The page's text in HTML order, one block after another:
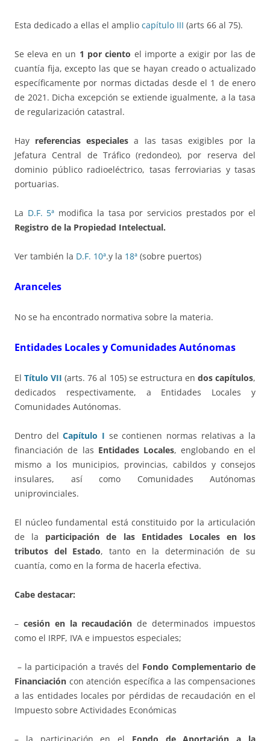
Esta dedicado a ellas el amplio capítulo III (arts 66 al 75).
Se eleva en un 1 por ciento el importe a exigir por las de
cuantía fija, excepto las que se hayan creado o actualizado
específicamente por normas dictadas desde el 1 de enero
de 2021. Dicha excepción se extiende igualmente, a la tasa
de regularización catastral.
Hay referencias especiales a las tasas exigibles por la
Jefatura Central de Tráfico (redondeo), por reserva del
dominio público radioeléctrico, tasas ferroviarias y tasas
portuarias.
La D.F. 5ª modifica la tasa por servicios prestados por el
Registro de la Propiedad Intelectual.
Ver también la D.F. 10ª.y la 18ª (sobre puertos)
Aranceles
No se ha encontrado normativa sobre la materia.
Entidades Locales y Comunidades Autónomas
ElTítulo VII (arts. 76 al 105) se estructura en dos capítulos,
dedicados respectivamente, a Entidades Locales y
Comunidades Autónomas.
Dentro delCapítulo I se contienen normas relativas a la
financiación de las Entidades Locales, englobando en el
mismo a los municipios, provincias, cabildos y consejos
insulares, así como Comunidades Autónomas
uniprovinciales.
El núcleo fundamental está constituido por la articulación
de la participación de las Entidades Locales en los
tributos del Estado, tanto en la determinación de su
cuantía, como en la forma de hacerla efectiva.
Cabe destacar:
– cesión en la recaudación de determinados impuestos
como el IRPF, IVA e impuestos especiales;
– la participación a través del Fondo Complementario de
Financiación con atención específica a las compensaciones
a las entidades locales por pérdidas de recaudación en el
Impuesto sobre Actividades Económicas